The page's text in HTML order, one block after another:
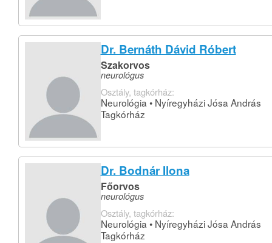
Dr. Bernáth Dávid Róbert
Szakorvos
neurológus
Osztály, tagkórház:
Neurológia • Nyíregyházi Jósa András
Tagkórház
Dr. Bodnár Ilona
Főorvos
neurológus
Osztály, tagkórház:
Neurológia • Nyíregyházi Jósa András
Tagkórház